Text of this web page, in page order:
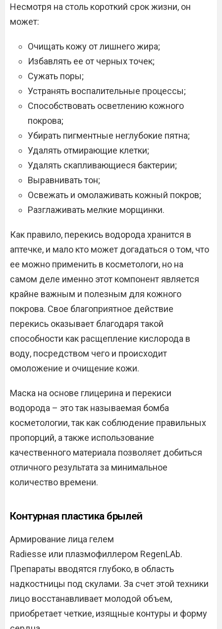
Несмотря на столь короткий срок жизни, он
может:
Очищать кожу от лишнего жира;
Избавлять ее от черных точек;
Сужать поры;
Устранять воспалительные процессы;
Способствовать осветлению кожного
покрова;
Убирать пигментные неглубокие пятна;
Удалять отмирающие клетки;
Удалять скапливающиеся бактерии;
Выравнивать тон;
Освежать и омолаживать кожный покров;
Разглаживать мелкие морщинки.
Как правило, перекись водорода хранится в
аптечке, и мало кто может догадаться о том, что
ее можно применить в косметологи, но на
самом деле именно этот компонент является
крайне важным и полезным для кожного
покрова. Свое благоприятное действие
перекись оказывает благодаря такой
способности как расщепление кислорода в
воду, посредством чего и происходит
омоложение и очищение кожи.
Маска на основе глицерина и перекиси
водорода – это так называемая бомба
косметологии, так как соблюдение правильных
пропорций, а также использование
качественного материала позволяет добиться
отличного результата за минимальное
количество времени.
Контурная пластика брылей
Армирование лица гелем
Radiesse или плазмофиллером RegenLAb.
Препараты вводятся глубоко, в область
надкостницы под скулами. За счет этой техники
лицо восстанавливает молодой объем,
приобретает четкие, изящные контуры и форму